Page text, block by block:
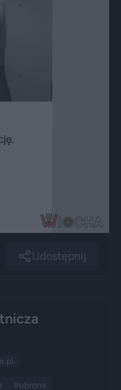
Udostępnij
#obrona